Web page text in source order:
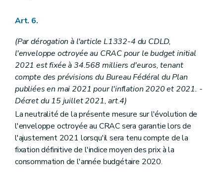
Art. 6.
(Par dérogation à l'article L1332-4 du CDLD,
l'enveloppe octroyée au CRAC pour le budget initial
2021 est fixée à 34.568 milliers d'euros, tenant
compte des prévisions du Bureau Fédéral du Plan
publiées en mai 2021 pour l'inflation 2020 et 2021. -
Décret du 15 juillet 2021, art.4)
La neutralité de la présente mesure sur l'évolution de
l'enveloppe octroyée au CRAC sera garantie lors de
l'ajustement 2021 lorsqu'il sera tenu compte de la
fixation définitive de l'indice moyen des prix à la
consommation de l'année budgétaire 2020.